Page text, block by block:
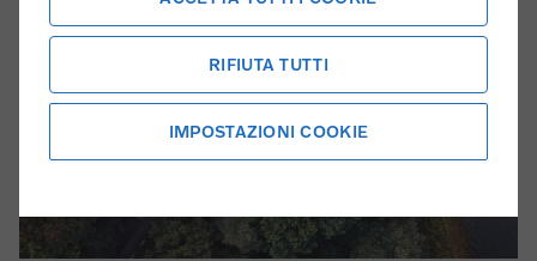
RIFIUTA TUTTI
IMPOSTAZIONI COOKIE